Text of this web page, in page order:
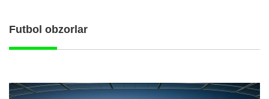
Futbol obzorlar